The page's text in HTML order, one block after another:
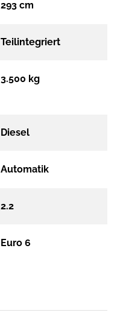
293 cm
Teilintegriert
3.500 kg
Diesel
Automatik
2.2
Euro 6